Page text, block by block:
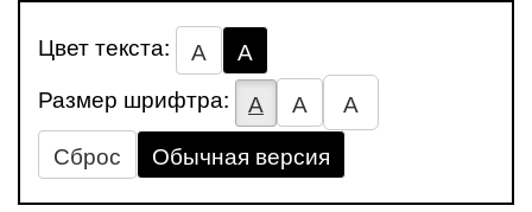
Цвет текста: А
А
Размер шрифтра:
А А
А
Сброс
Обычная версия